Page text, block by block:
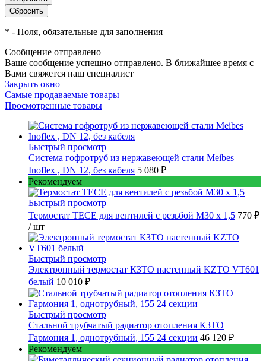
* - Поля, обязательные для заполнения
Сообщение отправлено
Ваше сообщение успешно отправлено. В ближайшее время с
Вами свяжется наш специалист
Закрыть окно
Самые продаваемые товары
Просмотренные товары
Быстрый просмотр
Cистема гофротруб из нержавеющей стали Meibes
Inoflex , DN 12, без кабеля 5 080 ₽
Рекомендуем
Быстрый просмотр
Термостат TECE для вентилей с резьбой М30 х 1,5 770 ₽
/ шт
Быстрый просмотр
Электронный термостат КЗТО настенный KZTO VT601
белый 10 010 ₽
Быстрый просмотр
Стальной трубчатый радиатор отопления КЗТО
Гармония 1, однотрубный, 155 24 секции 46 120 ₽
Рекомендуем